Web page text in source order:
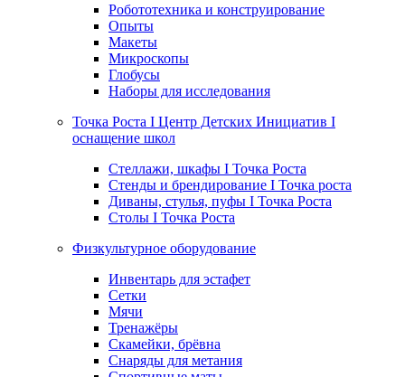
Робототехника и конструирование
Опыты
Макеты
Микроскопы
Глобусы
Наборы для исследования
Точка Роста I Центр Детских Инициатив I
оснащение школ
Стеллажи, шкафы I Точка Роста
Стенды и брендирование I Точка роста
Диваны, стулья, пуфы I Точка Роста
Столы I Точка Роста
Физкультурное оборудование
Инвентарь для эстафет
Сетки
Мячи
Тренажёры
Скамейки, брёвна
Снаряды для метания